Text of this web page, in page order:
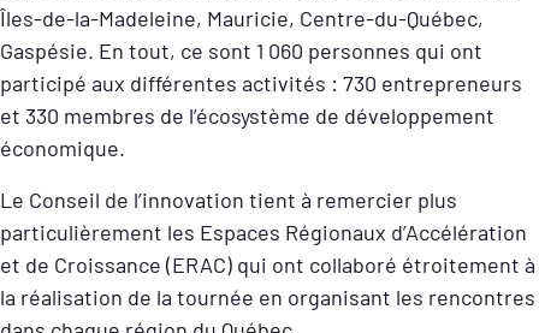
Îles-de-la-Madeleine, Mauricie, Centre-du-Québec,
Gaspésie. En tout, ce sont 1 060 personnes qui ont
participé aux différentes activités : 730 entrepreneurs
et 330 membres de l’écosystème de développement
économique.
Le Conseil de l’innovation tient à remercier plus
particulièrement les Espaces Régionaux d’Accélération
et de Croissance (ERAC) qui ont collaboré étroitement à
la réalisation de la tournée en organisant les rencontres